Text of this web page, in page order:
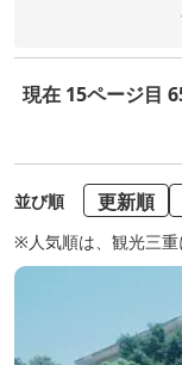
現在 15ページ目
並び順 更新順
※人気順は、観光三